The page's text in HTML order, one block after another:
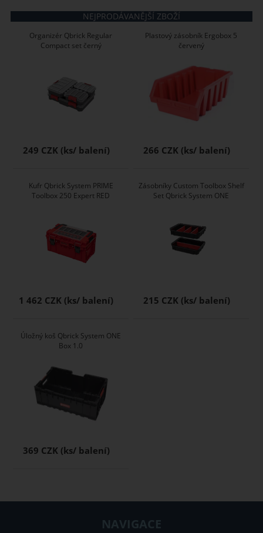
NEJPRODÁVANĚJŠÍ ZBOŽÍ
Organizér Qbrick Regular
Compact set černý
249 CZK
Plastový zásobník Ergobox 5
červený
266 CZK
Kufr Qbrick System PRIME
Toolbox 250 Expert RED
1 462 CZK
Zásobníky Custom Toolbox Shelf
Set Qbrick System ONE
215 CZK
Úložný koš Qbrick System ONE
Box 1.0
369 CZK
NAVIGACE